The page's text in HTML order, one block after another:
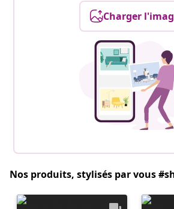
Charger
Nos produits, stylisés par vous